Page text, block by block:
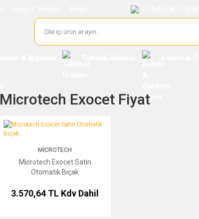
Microtech Exocet Fiyat
Microtech Exocet Satin Otomatik Bıçak
MICROTECH
Microtech Exocet Satin
Otomatik Bıçak
3.570,64 TL Kdv Dahil